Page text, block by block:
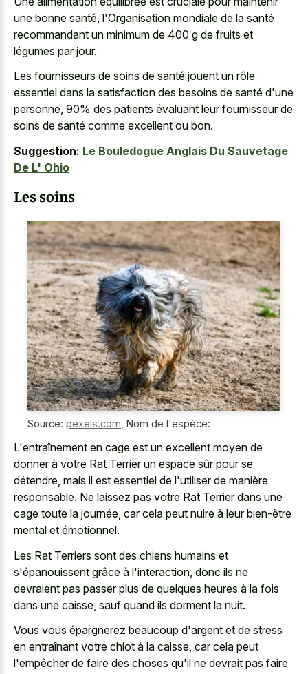
une bonne santé, l'Organisation mondiale de la santé
recommandant un minimum de 400 g de fruits et
légumes par jour.
Les fournisseurs de soins de santé jouent un rôle
essentiel dans la satisfaction des besoins de santé d'une
personne, 90% des patients évaluant leur fournisseur de
soins de santé comme excellent ou bon.
Suggestion: Le Bouledogue Anglais Du Sauvetage
De L' Ohio
Les soins
Source: pexels.com Nom de l'espèce:
L'entraînement en cage est un excellent moyen de
donner à votre Rat Terrier un espace sûr pour se
détendre, mais il est essentiel de l'utiliser de manière
responsable. Ne laissez pas votre Rat Terrier dans une
cage toute la journée, car cela peut nuire à leur bien-être
mental et émotionnel.
Les Rat Terriers sont des chiens humains et
s'épanouissent grâce à l'interaction, donc ils ne
devraient pas passer plus de quelques heures à la fois
dans une caisse, sauf quand ils dorment la nuit.
Vous vous épargnerez beaucoup d'argent et de stress
en entraînant votre chiot à la caisse, car cela peut
l'empêcher de faire des choses qu'il ne devrait pas faire